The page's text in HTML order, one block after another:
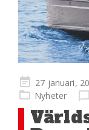
Publicerad
på
27 januari,
Nyheter